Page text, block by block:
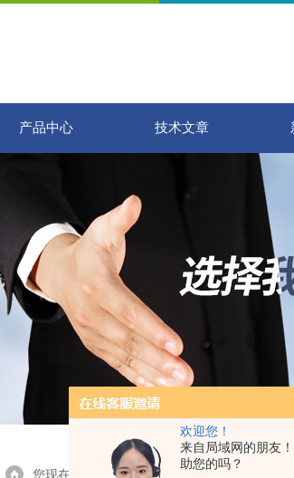
欢迎您！
来自局域网的朋友
助您的吗？
产品中心 技术文章
您现在的位置：首页> 产品展示 > 生物耗材